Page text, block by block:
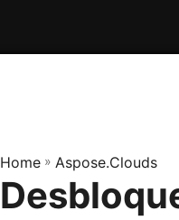
Home » Aspose.Clouds